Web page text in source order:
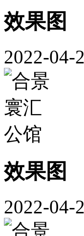
效果图
2022-04-
效果图
2022-04-